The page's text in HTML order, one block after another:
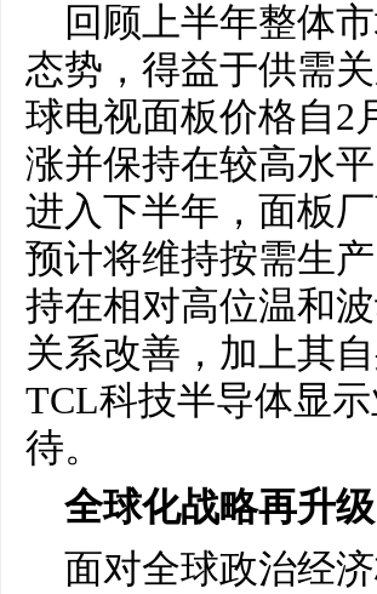
回顾上半年整体
态势，得益于供需
球电视面板价格自2
涨并保持在较高水
进入下半年，面板
预计将维持按需生
持在相对高位温和
关系改善，加上其
TCL科技半导体显
待。
全球化战略再升
面对全球政治经